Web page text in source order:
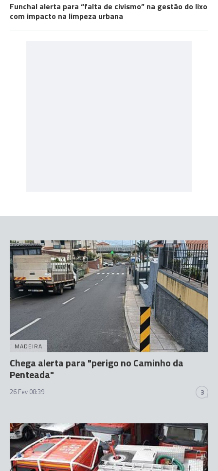
Funchal alerta para “falta de civismo” na gestão do lixo
com impacto na limpeza urbana
MADEIRA
Chega alerta para "perigo no Caminho da
Penteada"
26 Fev 08:39 3